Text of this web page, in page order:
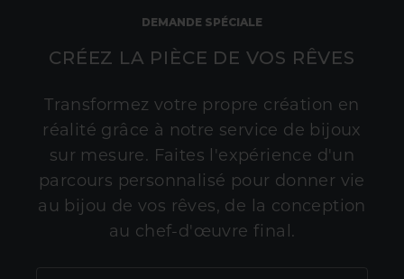
DEMANDE SPÉCIALE
CRÉEZ LA PIÈCE DE VOS RÊVES
Transformez votre propre création en
réalité grâce à notre service de bijoux
sur mesure. Faites l'expérience d'un
parcours personnalisé pour donner vie
au bijou de vos rêves, de la conception
au chef-d'œuvre final.